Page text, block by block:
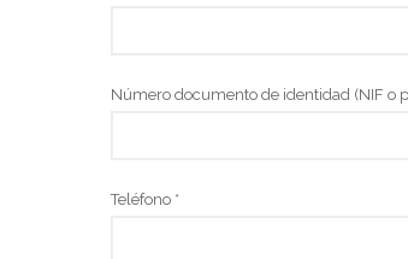
Número documento de identidad (NIF o
Teléfono *